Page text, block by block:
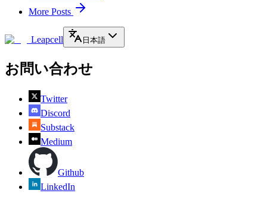
More Posts
Leapcell 日本語
お問い合わせ
Twitter
Discord
Substack
Medium
Github
LinkedIn